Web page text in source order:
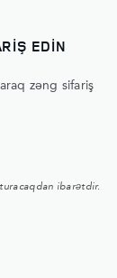
EDIN
zəng sifariş
ibarətdir.